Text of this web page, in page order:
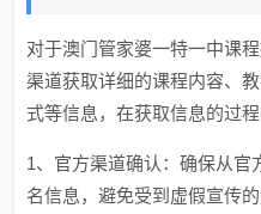
对于澳门管家婆一特一中课
渠道获取详细的课程内容、
式等信息，在获取信息的过
1、官方渠道确认：确保从官
名信息，避免受到虚假宣传的